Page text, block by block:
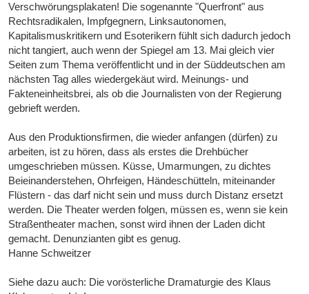
Verschwörungsplakaten! Die sogenannte "Querfront" aus
Rechtsradikalen, Impfgegnern, Linksautonomen,
Kapitalismuskritikern und Esoterikern fühlt sich dadurch jedoch
nicht tangiert, auch wenn der Spiegel am 13. Mai gleich vier
Seiten zum Thema veröffentlicht und in der Süddeutschen am
nächsten Tag alles wiedergekäut wird. Meinungs- und
Fakteneinheitsbrei, als ob die Journalisten von der Regierung
gebrieft werden.
Aus den Produktionsfirmen, die wieder anfangen (dürfen) zu
arbeiten, ist zu hören, dass als erstes die Drehbücher
umgeschrieben müssen. Küsse, Umarmungen, zu dichtes
Beieinanderstehen, Ohrfeigen, Händeschütteln, miteinander
Flüstern - das darf nicht sein und muss durch Distanz ersetzt
werden. Die Theater werden folgen, müssen es, wenn sie kein
Straßentheater machen, sonst wird ihnen der Laden dicht
gemacht. Denunzianten gibt es genug.
Hanne Schweitzer
Siehe dazu auch: Die vorösterliche Dramaturgie des Klaus